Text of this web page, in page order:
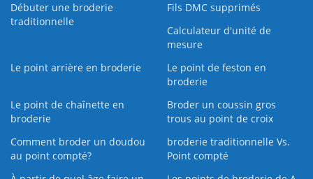
Débuter une broderie
traditionnelle
Fils DMC supprimés
Calculateur d'unité de
mesure
Le point arrière en broderie
Le point de feston en
broderie
Le point de chaînette en
broderie
Broder un coussin gros
trous au point de croix
Comment broder un doudou
au point compté?
broderie traditionnelle Vs.
Point compté